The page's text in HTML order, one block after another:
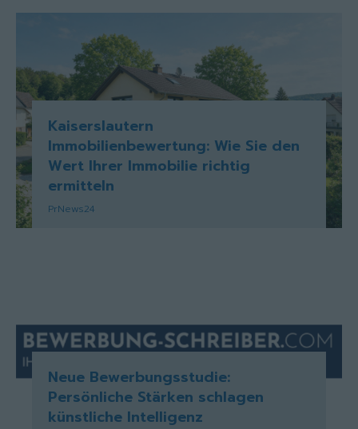
Kaiserslautern
Immobilienbewertung: Wie Sie den
Wert Ihrer Immobilie richtig
ermitteln
PrNews24
Neue Bewerbungsstudie:
Persönliche Stärken schlagen
künstliche Intelligenz